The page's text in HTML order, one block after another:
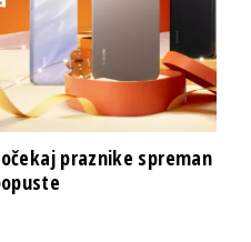
praznike spreman